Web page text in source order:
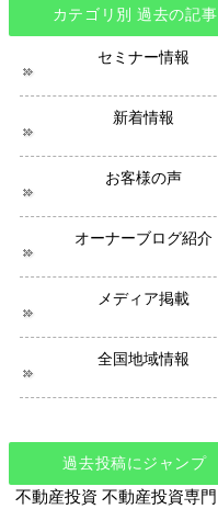
カテゴリ別 過去の記事
セミナー情報
新着情報
お客様の声
オーナーブログ紹介
メディア掲載
全国地域情報
過去投稿にジャンプ
不動産投資 不動産投資専門